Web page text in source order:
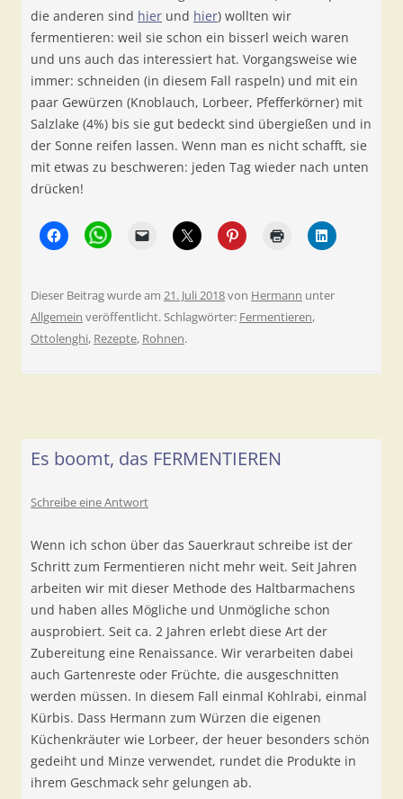
die anderen sind hier und hier) wollten wir
fermentieren: weil sie schon ein bisserl weich waren
und uns auch das interessiert hat. Vorgangsweise wie
immer: schneiden (in diesem Fall raspeln) und mit ein
paar Gewürzen (Knoblauch, Lorbeer, Pfefferkörner) mit
Salzlake (4%) bis sie gut bedeckt sind übergießen und in
der Sonne reifen lassen. Wenn man es nicht schafft, sie
mit etwas zu beschweren: jeden Tag wieder nach unten
drücken!
Dieser Beitrag wurde am 21. Juli 2018von Hermann unter
Allgemein veröffentlicht. Schlagwörter: Fermentieren,
Ottolenghi, Rezepte, Rohnen.
Es boomt, das FERMENTIEREN
Schreibe eine Antwort
Wenn ich schon über das Sauerkraut schreibe ist der
Schritt zum Fermentieren nicht mehr weit. Seit Jahren
arbeiten wir mit dieser Methode des Haltbarmachens
und haben alles Mögliche und Unmögliche schon
ausprobiert. Seit ca. 2 Jahren erlebt diese Art der
Zubereitung eine Renaissance. Wir verarbeiten dabei
auch Gartenreste oder Früchte, die ausgeschnitten
werden müssen. In diesem Fall einmal Kohlrabi, einmal
Kürbis. Dass Hermann zum Würzen die eigenen
Küchenkräuter wie Lorbeer, der heuer besonders schön
gedeiht und Minze verwendet, rundet die Produkte in
ihrem Geschmack sehr gelungen ab.